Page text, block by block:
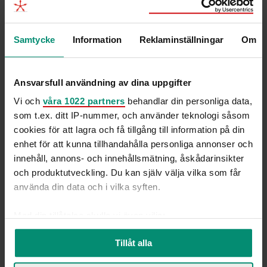
Samtycke Information Reklaminställningar Om
Ansvarsfull användning av dina uppgifter
Vi och våra 1022 partners behandlar din personliga data,
som t.ex. ditt IP-nummer, och använder teknologi såsom
cookies för att lagra och få tillgång till information på din
enhet för att kunna tillhandahålla personliga annonser och
innehåll, annons- och innehållsmätning, åskådarinsikter
och produktutveckling. Du kan själv välja vilka som får
använda din data och i vilka syften.
Samla in information om din geografiska plats
som kan ha en noggrannhet på upp till flera meter
Identifiera din enhet genom att aktivt skanna den
Tillåt alla
Hur är det att jobba som konsult via Hammer &
Hanborg? Emma Ahnlund delar sina erfarenheter av
rollen och konsultlivet,...